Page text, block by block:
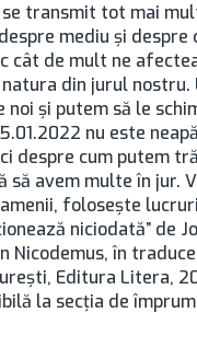
transmit tot mai
mediu şi despre
cât de mult ne
din jurul nostru.
noi şi putem să le
nu este
despre cum putem
să avem multe în jur.
foloseşte
niciodată” de
Nicodemus, în
Editura Litera,
la secţia de